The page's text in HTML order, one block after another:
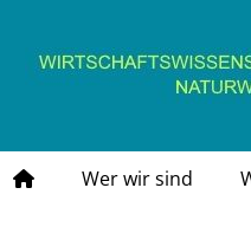
Primäres
Zum
Inhalt
Wer wir sind